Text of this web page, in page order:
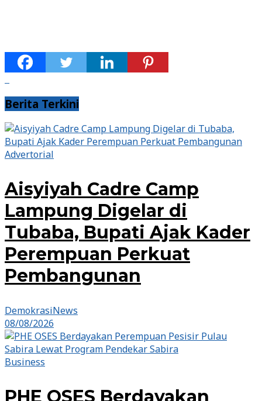
Berita Terkini
Advertorial
Aisyiyah Cadre Camp
Lampung Digelar di
Tubaba, Bupati Ajak Kader
Perempuan Perkuat
Pembangunan
DemokrasiNews
08/08/2026
Business
PHE OSES Berdayakan